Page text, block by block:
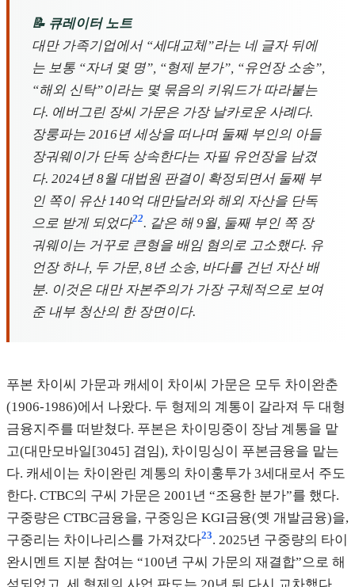
📝 큐레이터 노트
대만 가족기업에서 “세대교체”라는 네 글자 뒤에
는 보통 “자녀 몇 명”, “형제 분가”, “유언장 소송”,
“해외 신탁”이라는 몇 묶음의 키워드가 따라붙는
다. 에버그린 장씨 가문은 가장 날카로운 사례다.
장룽파는 2016년 세상을 떠나며 둘째 부인의 아들
장궈웨이가 단독 상속한다는 자필 유언장을 남겼
다. 2024년 8월 대법원 판결이 확정되면서 둘째 부
인 쪽이 유산 140억 대만달러와 해외 자산을 단독
으로 받게 되었다22. 같은 해 9월, 둘째 부인 쪽 장
궈웨이는 거꾸로 큰형을 배임 혐의로 고소했다. 유
언장 하나, 두 가문, 8년 소송, 바다를 건넌 자산 배
분. 이것은 대만 자본주의가 가장 구체적으로 보여
준 내부 청산의 한 장면이다.
푸본 차이씨 가문과 캐세이 차이씨 가문은 모두 차이완춘
(1906-1986)에서 나왔다. 두 형제의 계통이 갈라져 두 대형
금융지주를 떠받쳤다. 푸본은 차이밍중이 장남 계통을 맡
고(대만모바일[3045] 겸임), 차이밍싱이 푸본금융을 맡는
다. 캐세이는 차이완린 계통의 차이훙투가 3세대로서 주도
한다. CTBC의 구씨 가문은 2001년 “조용한 분가”를 했다.
구중량은 CTBC금융을, 구중잉은 KGI금융(옛 개발금융)을,
구중리는 차이나리스를 가져갔다23. 2025년 구중량의 타이
완시멘트 지분 참여는 “100년 구씨 가문의 재결합”으로 해
석되었고, 세 형제의 사업 판도는 20년 뒤 다시 교차했다.